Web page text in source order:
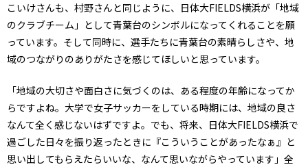
こいけさんも、村野さんと同じように、日体大FIELDS横浜が「地域
のクラブチーム」として青葉台のシンボルになってくれることを願
っています。そして同時に、選手たちに青葉台の素晴らしさや、地
域のつながりのありがたさを感じてほしいと思っています。
「地域の大切さや面白さに気づくのは、ある程度の年齢になってか
らですよね。大学で女子サッカーをしている時期には、地域の良さ
なんて全く感じないはずですよ。でも、将来、日体大FIELDS横浜で
過ごした日々を振り返ったときに『こういうことがあったなぁ』と
思い出してもらえたらいいな、なんて思いながらやっています」全